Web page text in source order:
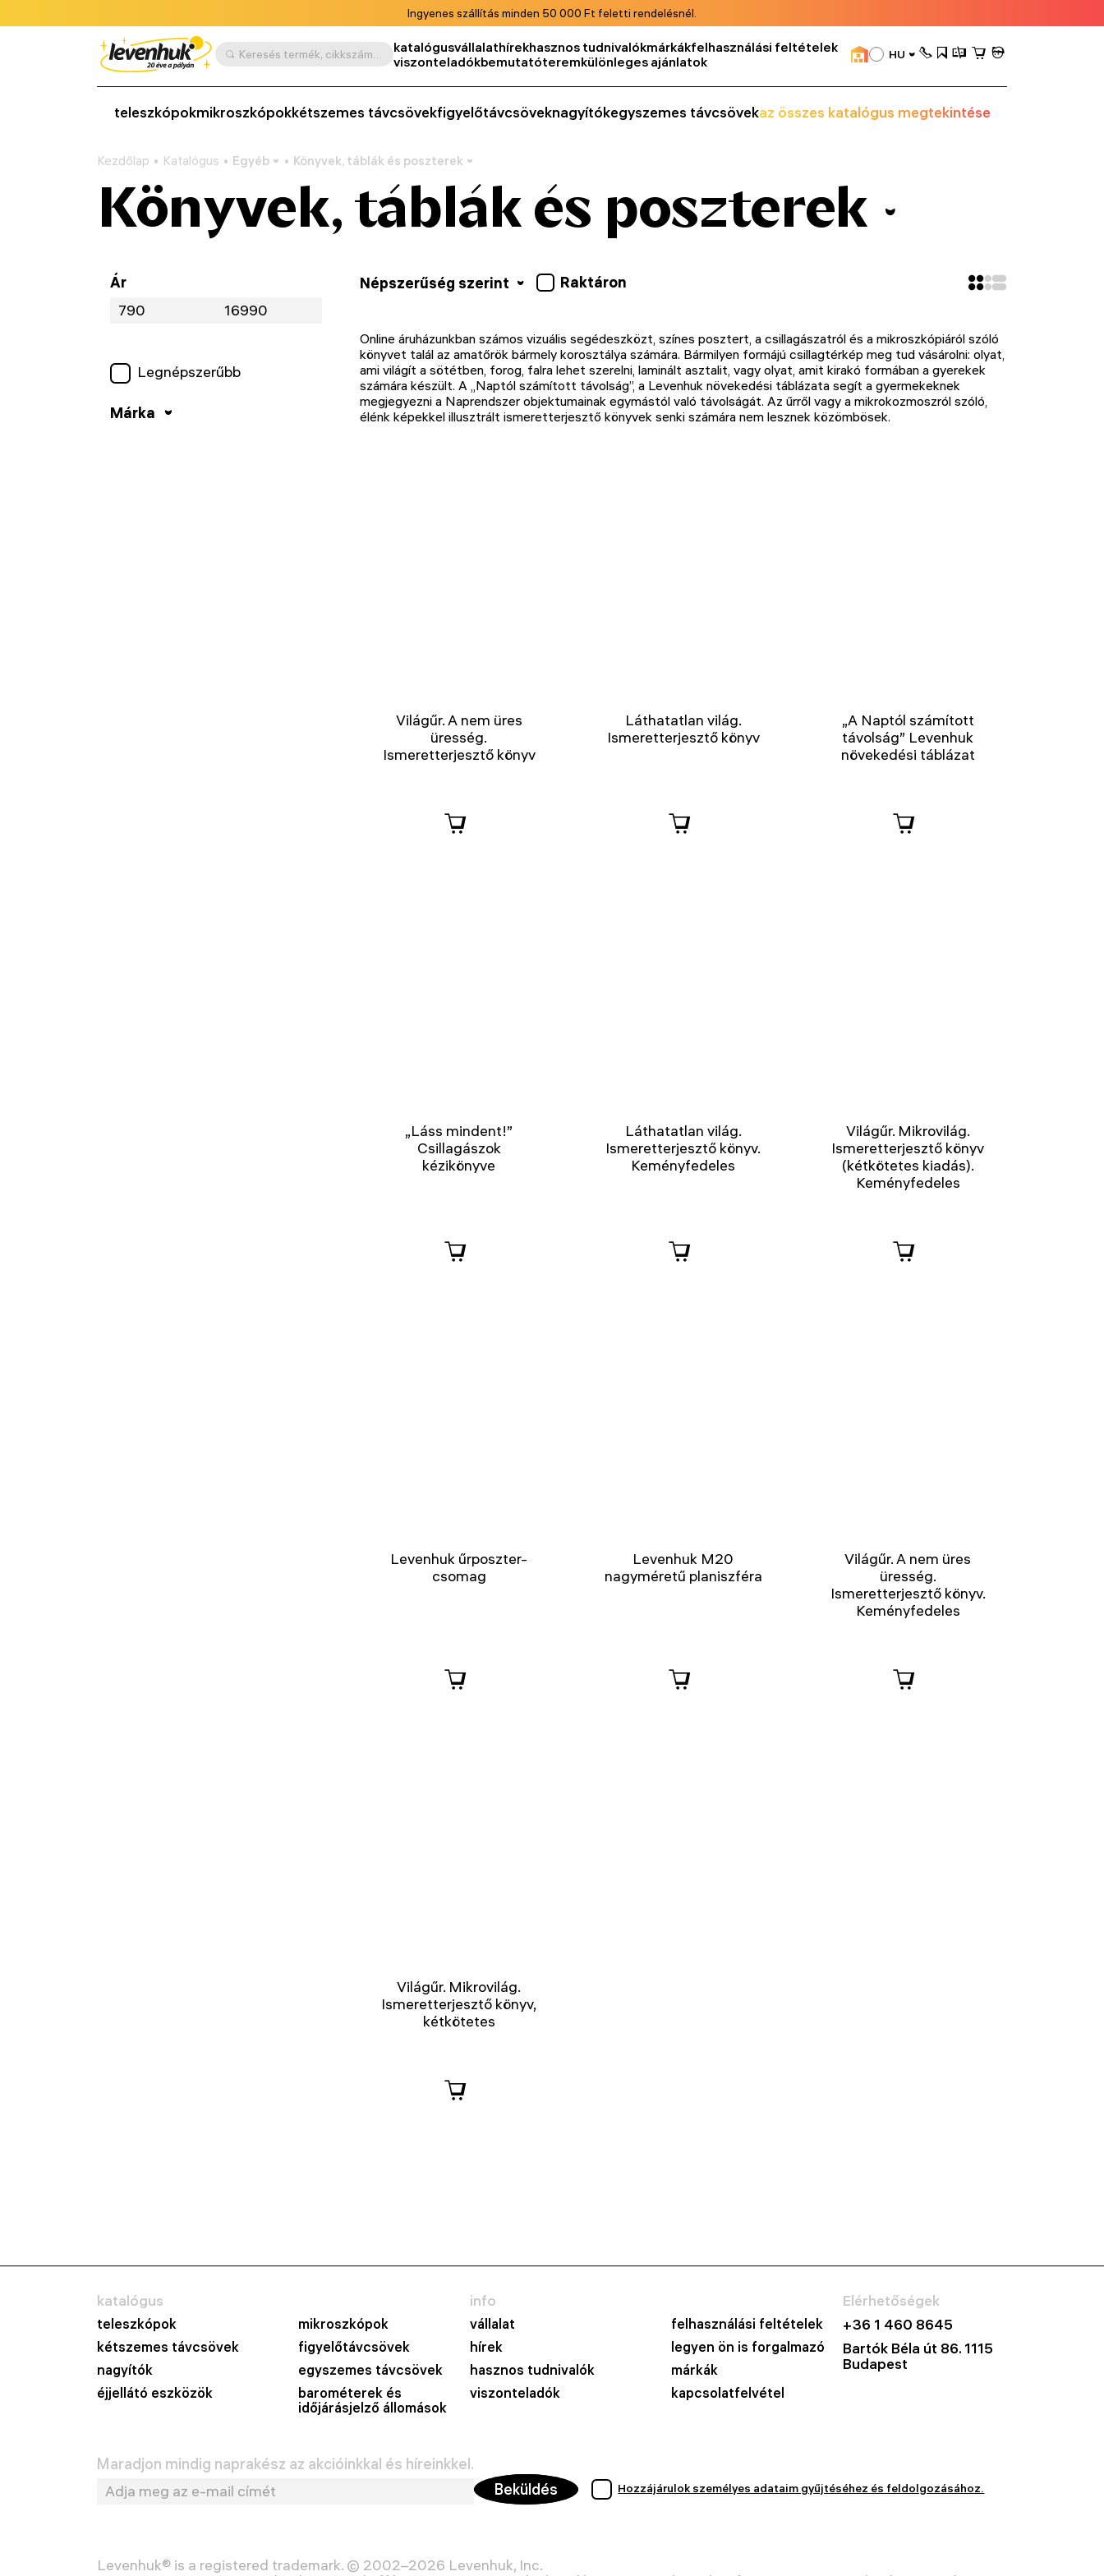
Ingyenes szállítás minden 50 000 Ft feletti rendelésnél.
Keresés termék, cikkszám, kategória stb. szerint katalógusvállalathírekhasznos tudnivalókmárkákfelhasználási feltételek
viszonteladókbemutatóteremkülönleges ajánlatok HU
teleszkópokmikroszkópokkétszemes távcsövekfigyelőtávcsöveknagyítókegyszemes távcsövekaz összes katalógus megtekintése
Kezdőlap Katalógus Egyéb Könyvek, táblák és poszterek
Könyvek, táblák és poszterek
Ár
Legnépszerűbb
Márka
Népszerűség szerint Raktáron
Online áruházunkban számos vizuális segédeszközt, színes posztert, a csillagászatról és a mikroszkópiáról szóló
könyvet talál az amatőrök bármely korosztálya számára. Bármilyen formájú csillagtérkép meg tud vásárolni: olyat,
ami világít a sötétben, forog, falra lehet szerelni, laminált asztalit, vagy olyat, amit kirakó formában a gyerekek
számára készült. A „Naptól számított távolság”, a Levenhuk növekedési táblázata segít a gyermekeknek
megjegyezni a Naprendszer objektumainak egymástól való távolságát. Az űrről vagy a mikrokozmoszról szóló,
élénk képekkel illusztrált ismeretterjesztő könyvek senki számára nem lesznek közömbösek.
Világűr. A nem üres
üresség.
Ismeretterjesztő könyv
Láthatatlan világ.
Ismeretterjesztő könyv
„A Naptól számított
távolság” Levenhuk
növekedési táblázat
„Láss mindent!”
Csillagászok
kézikönyve
Láthatatlan világ.
Ismeretterjesztő könyv.
Keményfedeles
Világűr. Mikrovilág.
Ismeretterjesztő könyv
(kétkötetes kiadás).
Keményfedeles
Levenhuk űrposzter-
csomag
Levenhuk M20
nagyméretű planiszféra
Világűr. A nem üres
üresség.
Ismeretterjesztő könyv.
Keményfedeles
Világűr. Mikrovilág.
Ismeretterjesztő könyv,
kétkötetes
katalógus
teleszkópok
mikroszkópok
kétszemes távcsövek
figyelőtávcsövek
nagyítók
egyszemes távcsövek
éjjellátó eszközök
barométerek és
időjárásjelző állomások
info
vállalat
felhasználási feltételek
hírek
legyen ön is forgalmazó
hasznos tudnivalók
márkák
viszonteladók
kapcsolatfelvétel
Elérhetőségek
+36 1 460 8645
Bartók Béla út 86. 1115
Budapest
Maradjon mindig naprakész az akcióinkkal és híreinkkel.
Beküldés
Hozzájárulok személyes adataim gyűjtéséhez és feldolgozásához.
Levenhuk® is a registered trademark. © 2002–2026 Levenhuk, Inc.